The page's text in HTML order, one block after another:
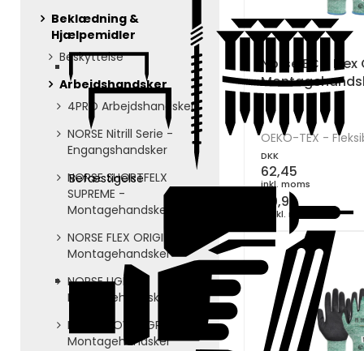
Befæstigelse
Beklædning &
Hjælpemidler
Beskyttelse
Arbejdshandsker
4PRO Arbejdshandsker
NORSE Nitrill Serie -
Engangshandsker
NORSE SHORTFELX
SUPREME -
Montagehandsker
NORSE FLEX ORIGINAL -
Montagehandsker
NORSE LIGHT -
Montagehandsker
NORSE POWERGRIP -
Montagehandsker
Norse ECO
OEKO-TEX -
62,45
DKK
inkl. moms
49,96
ekskl. moms